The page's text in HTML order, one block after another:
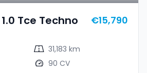
Tce Techno €15,790
31,183 km
90 CV